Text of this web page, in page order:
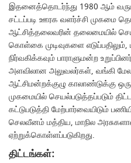
இதனைத்தொடர்ந்து 1980 ஆம்
சட்டப்படி ஊரக வளர்ச்சி முகமை
ஆட்சித்தலைவரின் தலைமையில்
கொள்கை முடிவுகளை
நிர்வகிக்கவும் பாராளுமன்ற
அளவிலான அலுவலர்கள், வங்கி
ஆட்சிமன்றக்குழு காலாண்டுக்கு
முகமையில் செயல்படுத்தப்படும்
கட்டுபடுத்தி மேற்பார்வையிடும்
செலவீனம் மத்திய, மாநில
ஏற்றுக்கொள்ளப்படுகிறது.
திட்டங்கள்: